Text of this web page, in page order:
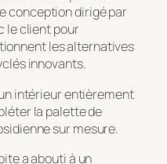
conception dirigé par
le client pour
les alternatives
innovants.
intérieur entièrement
la palette de
sur mesure.
a abouti à un